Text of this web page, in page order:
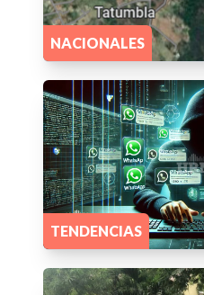
NACIONALES
TENDENCIAS